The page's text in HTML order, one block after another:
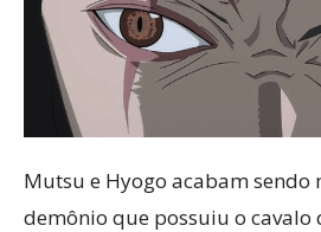
Mutsu e Hyogo acabam sendo
demônio que possuiu o cavalo